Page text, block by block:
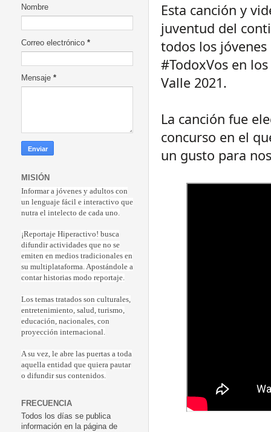
Esta canción y
juventud del
todos los
#TodoxVos en
Valle 2021.
La canción fue
concurso en el
un gusto para
Nombre
Correo electrónico *
Mensaje *
MISIÓN
Informar a jóvenes y adultos con
un lenguaje fácil e interactivo que
nutra el intelecto de cada uno.
¡Reportaje Hiperactivo! busca
difundir actividades que no se
emiten en medios tradicionales en
su multiplataforma. Apostándole a
contar historias modo reportaje.
Los temas tratados son culturales,
entretenimiento, salud, turismo,
educación, nacionales, con
proyección internacional.
A su vez, le abre las puertas a toda
aquella entidad que quiera pautar
o difundir sus contenidos.
FRECUENCIA
Todos los días se publica
información en la página de